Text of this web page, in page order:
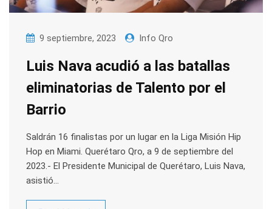
9 septiembre, 2023 Info Qro
Luis Nava acudió a las batallas
eliminatorias de Talento por el
Barrio
Saldrán 16 finalistas por un lugar en la Liga Misión Hip
Hop en Miami. Querétaro Qro, a 9 de septiembre del
2023.- El Presidente Municipal de Querétaro, Luis Nava,
asistió…